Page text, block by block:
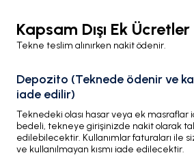
Kapsam Dışı Ek Ücretler
Tekne teslim alınırken nakit ödenir.
Depozito (Teknede ödenir ve
iade edilir)
Teknedeki olası hasar veya ek masraflar
bedeli, tekneye girişinizde nakit olarak
edilebilecektir. Kullanımlar faturaları ile
ve kullanılmayan kısmı iade edilecektir.